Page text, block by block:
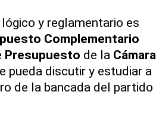
y reglamentario es
Complementario
Presupuesto de la Cámara
pueda discutir y estudiar a
de la bancada del partido